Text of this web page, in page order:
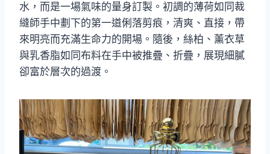
水，而是一場氣味的量身訂製。初調的薄荷如同裁
縫師手中劃下的第一道俐落剪痕，清爽、直接，帶
來明亮而充滿生命力的開場。隨後，絲柏、薰衣草
與乳香脂如同布料在手中被推疊、折疊，展現細膩
卻富於層次的過渡。